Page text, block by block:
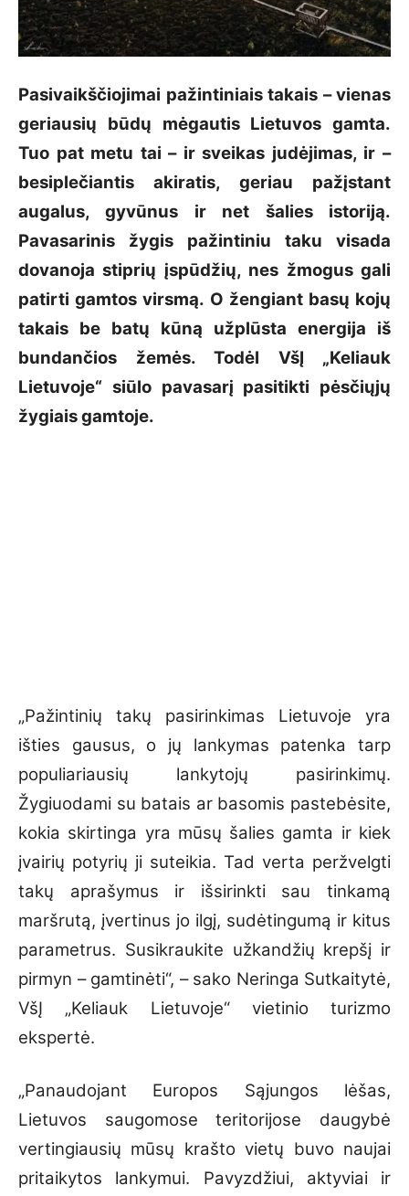
Pasivaikščiojimai pažintiniais takais – vienas
geriausių būdų mėgautis Lietuvos gamta.
Tuo pat metu tai – ir sveikas judėjimas, ir –
besiplečiantis akiratis, geriau pažįstant
augalus, gyvūnus ir net šalies istoriją.
Pavasarinis žygis pažintiniu taku visada
dovanoja stiprių įspūdžių, nes žmogus gali
patirti gamtos virsmą. O žengiant basų kojų
takais be batų kūną užplūsta energija iš
bundančios žemės. Todėl VšĮ „Keliauk
Lietuvoje“ siūlo pavasarį pasitikti pėsčiųjų
žygiais gamtoje.
„Pažintinių takų pasirinkimas Lietuvoje yra
išties gausus, o jų lankymas patenka tarp
populiariausių lankytojų pasirinkimų.
Žygiuodami su batais ar basomis pastebėsite,
kokia skirtinga yra mūsų šalies gamta ir kiek
įvairių potyrių ji suteikia. Tad verta peržvelgti
takų aprašymus ir išsirinkti sau tinkamą
maršrutą, įvertinus jo ilgį, sudėtingumą ir kitus
parametrus. Susikraukite užkandžių krepšį ir
pirmyn – gamtinėti“, – sako Neringa Sutkaitytė,
VšĮ „Keliauk Lietuvoje“ vietinio turizmo
ekspertė.
„Panaudojant Europos Sąjungos lėšas,
Lietuvos saugomose teritorijose daugybė
vertingiausių mūsų krašto vietų buvo naujai
pritaikytos lankymui. Pavyzdžiui, aktyviai ir